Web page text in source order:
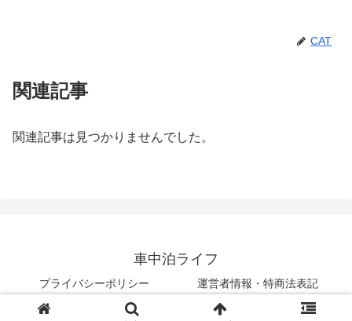
CAT
関連記事
関連記事は見つかりませんでした。
車中泊ライフ
プライバシーポリシー 運営者情報・特商法表記
© 2018 車中泊ライフ.